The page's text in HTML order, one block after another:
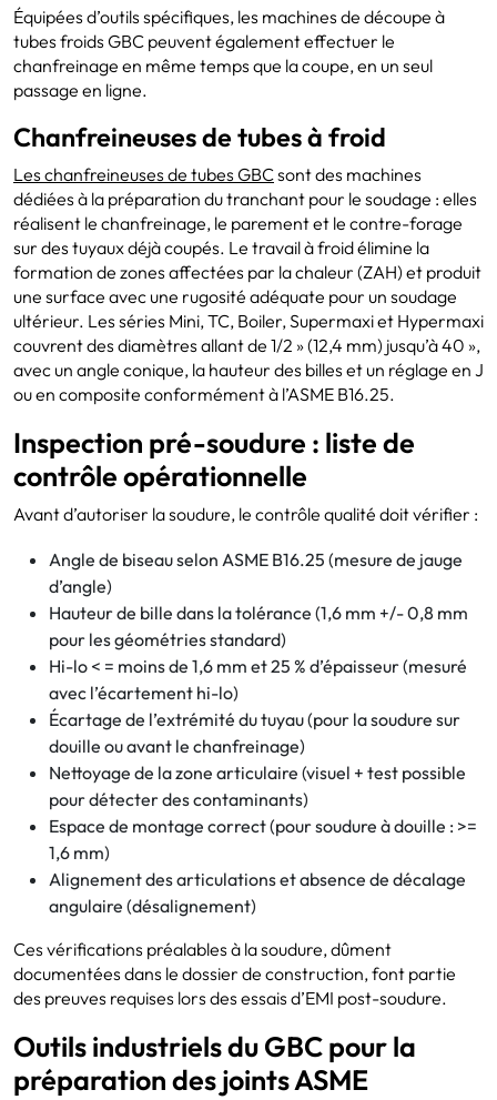
Équipées d’outils spécifiques, les machines de découpe à
tubes froids GBC peuvent également effectuer le
chanfreinage en même temps que la coupe, en un seul
passage en ligne.
Chanfreineuses de tubes à froid
Les chanfreineuses de tubes GBCsont des machines
dédiées à la préparation du tranchant pour le soudage : elles
réalisent le chanfreinage, le parement et le contre-forage
sur des tuyaux déjà coupés. Le travail à froid élimine la
formation de zones affectées par la chaleur (ZAH) et produit
une surface avec une rugosité adéquate pour un soudage
ultérieur. Les séries Mini, TC, Boiler, Supermaxi et Hypermaxi
couvrent des diamètres allant de 1/2 » (12,4 mm) jusqu’à 40 »,
avec un angle conique, la hauteur des billes et un réglage en J
ou en composite conformément à l’ASME B16.25.
Inspection pré-soudure : liste de
contrôle opérationnelle
Avant d’autoriser la soudure, le contrôle qualité doit vérifier :
Angle de biseau selon ASME B16.25 (mesure de jauge
d’angle)
Hauteur de bille dans la tolérance (1,6 mm +/- 0,8 mm
pour les géométries standard)
Hi-lo < = moins de 1,6 mm et 25 % d’épaisseur (mesuré
avec l’écartement hi-lo)
Écartage de l’extrémité du tuyau (pour la soudure sur
douille ou avant le chanfreinage)
Nettoyage de la zone articulaire (visuel + test possible
pour détecter des contaminants)
Espace de montage correct (pour soudure à douille : >=
1,6 mm)
Alignement des articulations et absence de décalage
angulaire (désalignement)
Ces vérifications préalables à la soudure, dûment
documentées dans le dossier de construction, font partie
des preuves requises lors des essais d’EMI post-soudure.
Outils industriels du GBC pour la
préparation des joints ASME